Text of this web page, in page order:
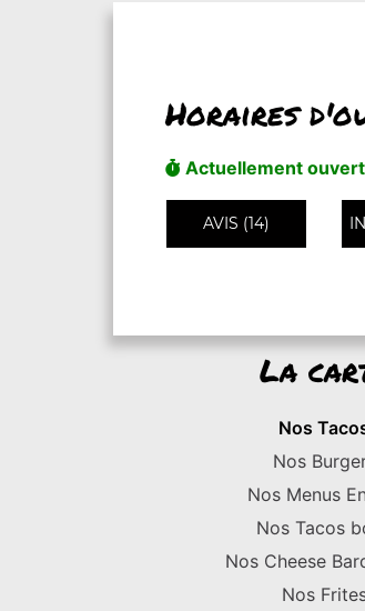
Horaires
Actuellement ouvert
AVIS (14)
La
Nos
Nos
Nos Menus
Nos Tacos
Nos Cheese
Nos